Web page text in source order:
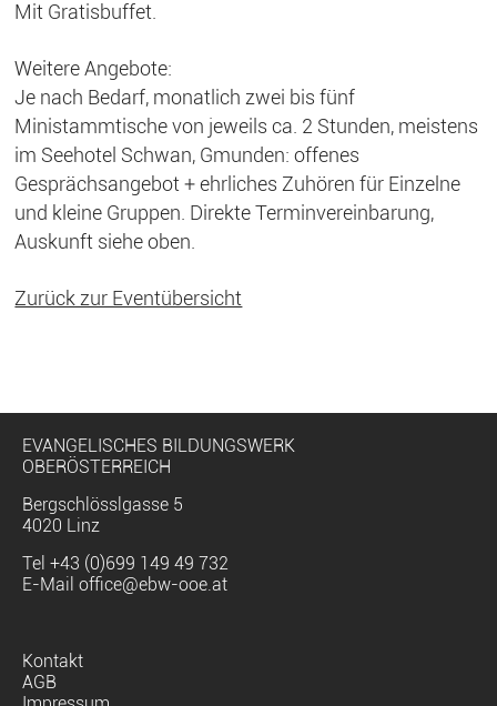
Mit Gratisbuffet.
Weitere Angebote:
Je nach Bedarf, monatlich zwei bis fünf
Ministammtische von jeweils ca. 2 Stunden, meistens
im Seehotel Schwan, Gmunden: offenes
Gesprächsangebot + ehrliches Zuhören für Einzelne
und kleine Gruppen. Direkte Terminvereinbarung,
Auskunft siehe oben.
Zurück zur Eventübersicht
EVANGELISCHES BILDUNGSWERK
OBERÖSTERREICH
Bergschlösslgasse 5
4020 Linz
Tel +43 (0)699 149 49 732
E-Mail office@ebw-ooe.at
Navigation
überspringen
Kontakt
AGB